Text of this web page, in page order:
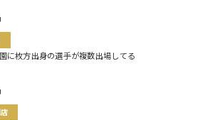
に枚方出身の選手が複数出場してる